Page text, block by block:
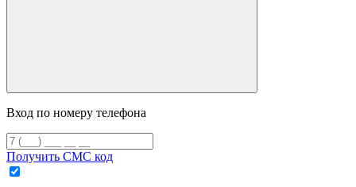
Вход по номеру телефона
Получить СМС код